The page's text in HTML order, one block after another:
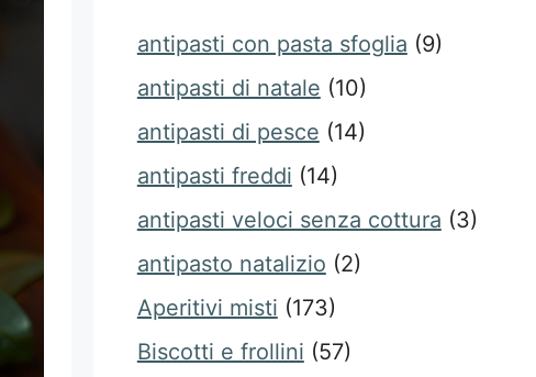
antipasti con pasta sfoglia (9)
antipasti di natale (10)
antipasti di pesce (14)
antipasti freddi (14)
antipasti veloci senza cottura (3)
antipasto natalizio (2)
Aperitivi misti (173)
Biscotti e frollini (57)